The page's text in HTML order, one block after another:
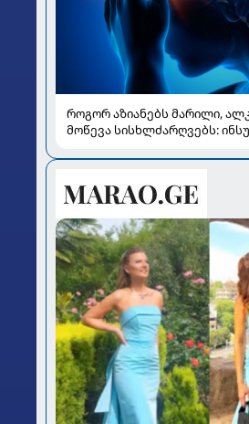
როგორ აზიანებს მარილი,
მოწევა სისხლძარღვებს: